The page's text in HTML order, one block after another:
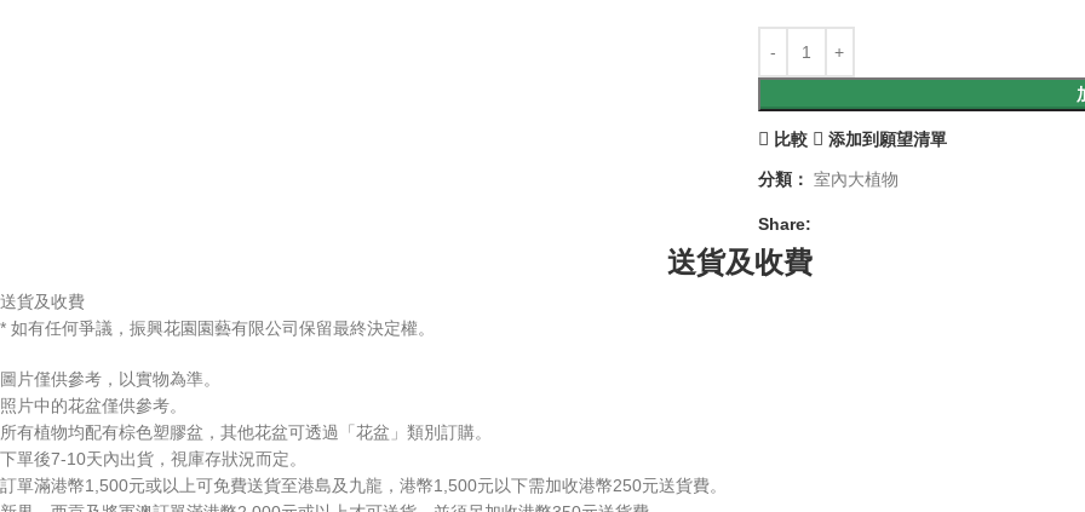
比較 添加到願望清單
分類： 室內大植物
Share:
送貨及收費
送貨及收費
* 如有任何爭議，振興花園園藝有限公司保留最終決定權。
圖片僅供參考，以實物為準。
照片中的花盆僅供參考。
所有植物均配有棕色塑膠盆，其他花盆可透過「花盆」類別訂購。
下單後7-10天內出貨，視庫存狀況而定。
訂單滿港幣1,500元或以上可免費送貨至港島及九龍，港幣1,500元以下需加收港幣250元送貨費。